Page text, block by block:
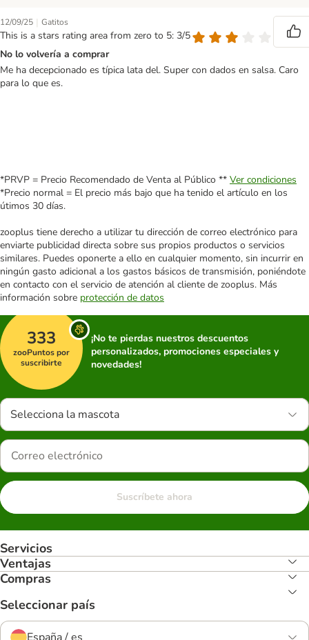
12/09/25 | Gatitos
This is a stars rating area from zero to 5: 3/5
No lo volvería a comprar
Me ha decepcionado es típica lata del. Super con dados en salsa. Caro
para lo que es.
*PRVP = Precio Recomendado de Venta al Público ** Ver condiciones
*Precio normal = El precio más bajo que ha tenido el artículo en los
útimos 30 días.
zooplus tiene derecho a utilizar tu dirección de correo electrónico para
enviarte publicidad directa sobre sus propios productos o servicios
similares. Puedes oponerte a ello en cualquier momento, sin incurrir en
ningún gasto adicional a los gastos básicos de transmisión, poniéndote
en contacto con el servicio de atención al cliente de zooplus. Más
información sobre protección de datos
333
zooPuntos por
suscribirte
¡No te pierdas nuestros descuentos
personalizados, promociones especiales y
novedades!
Selecciona la mascota
Suscríbete ahora
Servicios
Ventajas
Compras
Seleccionar país